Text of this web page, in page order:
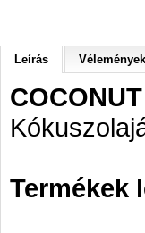
Leírás
Termékek